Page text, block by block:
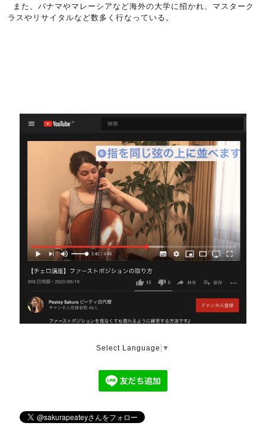
ラスやリサイタルなど数多く行なっている。
Select Language ▼